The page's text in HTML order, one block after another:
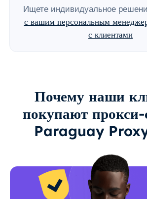
Ищете индивидуальное
с вашим персональным
с клиентами
Почему наши
покупают
Paraguay